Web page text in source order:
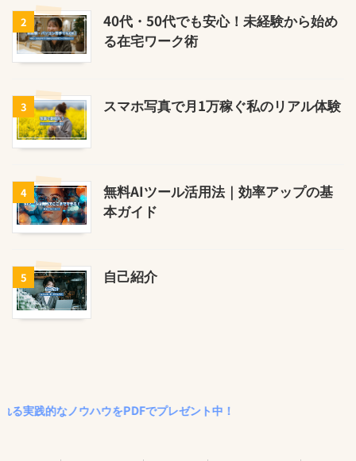
2
40代・50代でも安心！未経験から始め
る在宅ワーク術
3 スマホ写真で月1万稼ぐ私のリアル体験
4
無料AIツール活用法｜効率アップの基
本ガイド
5 自己紹介
なノウハウをPDFでプレゼント中！